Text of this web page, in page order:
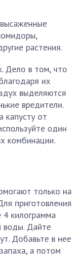
растения.
Дело в том, что
их
выделяются
вредители.
капусту от
один
комбинации.
только на
приготовления
4 килограмма
воды. Дайте
Добавьте в нее
а потом